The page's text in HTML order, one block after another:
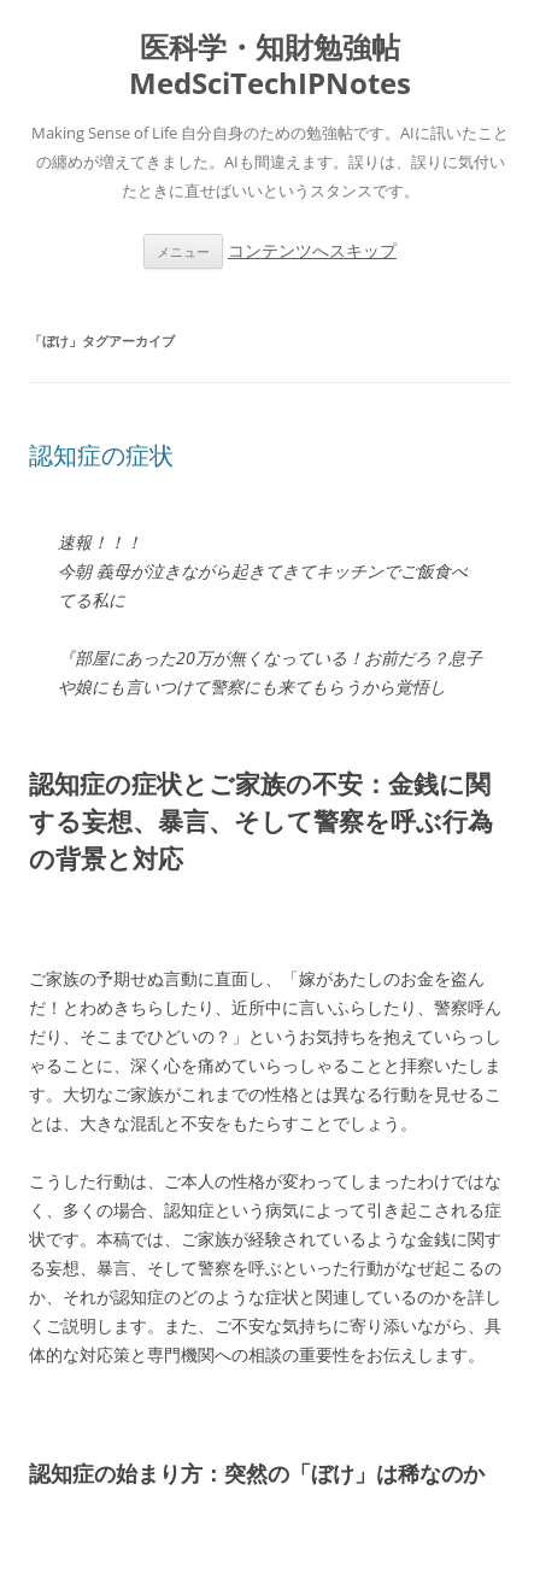
医科学・知財勉強帖
MedSciTechIPNotes
Making Sense of Life 自分自身のための勉強帖です。AIに訊いたこと
の纏めが増えてきました。AIも間違えます。誤りは、誤りに気付い
たときに直せばいいというスタンスです。
メニュー コンテンツへスキップ
「ぼけ 」タグアーカイブ
認知症の症状
速報！！！
今朝 義母が泣きながら起きてきてキッチンでご飯食べ
てる私に
『部屋にあった20万が無くなっている！お前だろ？息子
や娘にも言いつけて警察にも来てもらうから覚悟し
とうとうきたか…
— ネギしお (@TwC2BsIlbJ74100) June 12, 2025
認知症の症状とご家族の不安：金銭に関
する妄想、暴言、そして警察を呼ぶ行為
の背景と対応
ご家族の予期せぬ言動に直面し、「嫁があたしのお金を盗ん
だ！とわめきちらしたり、近所中に言いふらしたり、警察呼ん
だり、そこまでひどいの？」というお気持ちを抱えていらっし
ゃることに、深く心を痛めていらっしゃることと拝察いたしま
す。大切なご家族がこれまでの性格とは異なる行動を見せるこ
とは、大きな混乱と不安をもたらすことでしょう。
こうした行動は、ご本人の性格が変わってしまったわけではな
く、多くの場合、認知症という病気によって引き起こされる症
状です。本稿では、ご家族が経験されているような金銭に関す
る妄想、暴言、そして警察を呼ぶといった行動がなぜ起こるの
か、それが認知症のどのような症状と関連しているのかを詳し
くご説明します。また、ご不安な気持ちに寄り添いながら、具
体的な対応策と専門機関への相談の重要性をお伝えします。
認知症の始まり方：突然の「ぼけ」は稀なのか